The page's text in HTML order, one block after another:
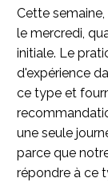
Cette
le mercredi,
initiale. Le
d'expérience
ce type et
une seule
parce que
répondre à ce